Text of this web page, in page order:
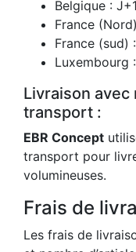
Belgique : J+1
France
France (sud)
Luxembourg
Livraison
transport :
EBR Concept
transport pour
volumineuses.
Frais de
Les frais de